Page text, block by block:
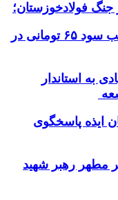
فولادخوزستان؛
اخبار گروه سرمایه گذاری تصویب سود ۶۵ تومانی در
به استاندار
ایذه پاسخگوی
مطهر رهبر شهید